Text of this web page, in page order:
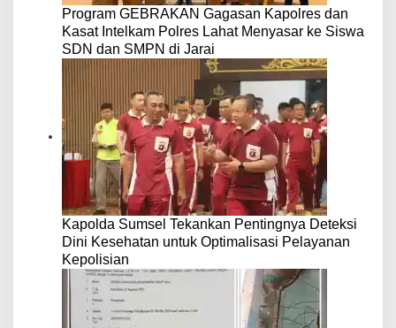
Program GEBRAKAN Gagasan Kapolres dan
Kasat Intelkam Polres Lahat Menyasar ke Siswa
SDN dan SMPN di Jarai
Kapolda Sumsel Tekankan Pentingnya Deteksi
Dini Kesehatan untuk Optimalisasi Pelayanan
Kepolisian